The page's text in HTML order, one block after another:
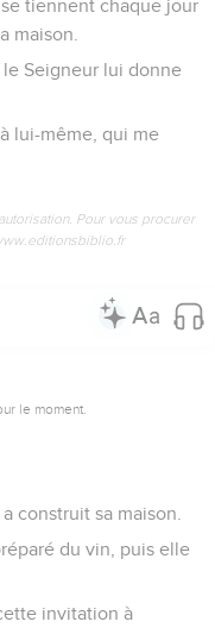
tiennent chaque jour
maison.
Seigneur lui donne
lui-même, qui me
Pour vous procurer
le moment.
construit sa maison.
du vin, puis elle
invitation à